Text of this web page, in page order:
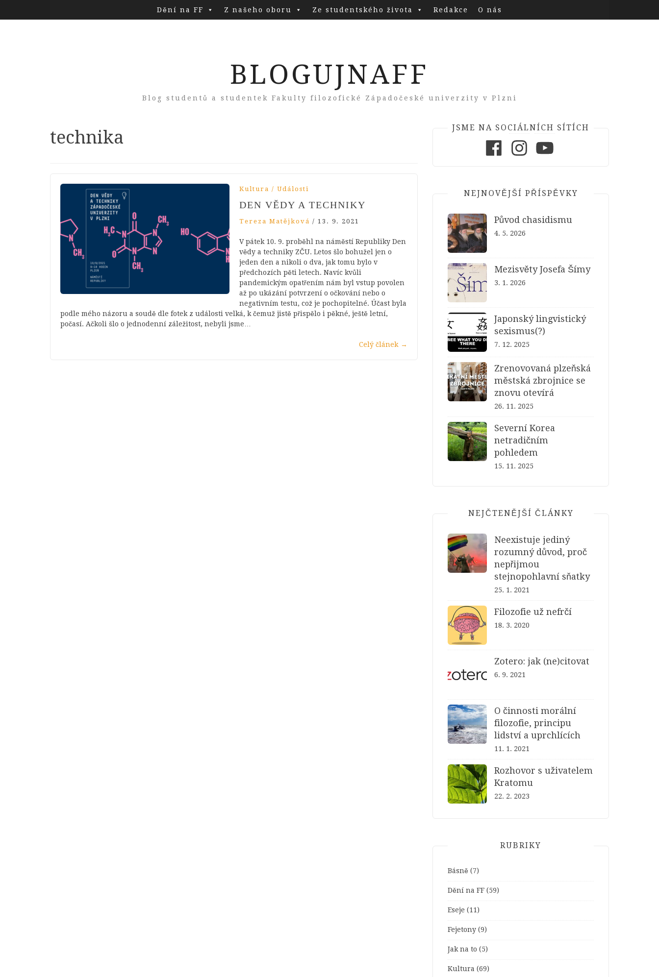
Dění na FF Z našeho oboru Ze studentského života Redakce O nás
BLOGUJNAFF
Blog studentů a studentek Fakulty filozofické Západočeské univerzity v Plzni
Tag:
technika
Kultura / Události
DEN VĚDY A TECHNIKY
Tereza Matějková / 13. 9. 2021
V pátek 10. 9. proběhl na náměstí Republiky Den
vědy a techniky ZČU. Letos šlo bohužel jen o
jeden den a nikoli o dva, jak tomu bylo v
předchozích pěti letech. Navíc kvůli
pandemickým opatřením nám byl vstup povolen
až po ukázání potvrzení o očkování nebo o
negativním testu, což je pochopitelné. Účast byla
podle mého názoru a soudě dle fotek z události velká, k čemuž jistě přispělo i pěkné, ještě letní,
počasí. Ačkoli šlo o jednodenní záležitost, nebyli jsme…
Celý článek →
JSME NA SOCIÁLNÍCH SÍTÍCH
NEJNOVĚJŠÍ PŘÍSPĚVKY
Původ chasidismu
4. 5. 2026
Mezisvěty Josefa Šímy
3. 1. 2026
Japonský lingvistický
sexismus(?)
7. 12. 2025
Zrenovovaná plzeňská
městská zbrojnice se
znovu otevírá
26. 11. 2025
Severní Korea
netradičním
pohledem
15. 11. 2025
NEJČTENĚJŠÍ ČLÁNKY
Neexistuje jediný
rozumný důvod, proč
nepřijmou
stejnopohlavní sňatky
25. 1. 2021
Filozofie už nefrčí
18. 3. 2020
Zotero: jak (ne)citovat
6. 9. 2021
O činnosti morální
filozofie, principu
lidství a uprchlících
11. 1. 2021
Rozhovor s uživatelem
Kratomu
22. 2. 2023
RUBRIKY
Básně (7)
Dění na FF (59)
Eseje (11)
Fejetony (9)
Jak na to (5)
Kultura (69)